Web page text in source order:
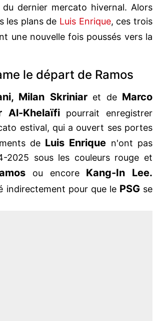
dernier mercato hivernal. Alors
les plans de Luis Enrique, ces trois
une nouvelle fois poussés vers la
le départ de Ramos
Milan Skriniar et de Marco
Al-Khelaïfi
pourrait enregistrer
estival, qui a ouvert ses portes
de Luis Enrique n'ont pas
2025 sous les couleurs rouge et
ou encore Kang-In Lee.
indirectement pour que le PSGse